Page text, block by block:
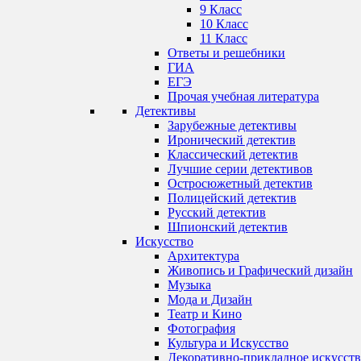
9 Класс
10 Класс
11 Класс
Ответы и решебники
ГИА
ЕГЭ
Прочая учебная литература
Детективы
Зарубежные детективы
Иронический детектив
Классический детектив
Лучшие серии детективов
Остросюжетный детектив
Полицейский детектив
Русский детектив
Шпионский детектив
Искусство
Архитектура
Живопись и Графический дизайн
Музыка
Мода и Дизайн
Театр и Кино
Фотография
Культура и Искусство
Декоративно-прикладное